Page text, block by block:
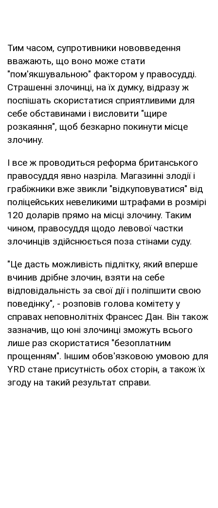
Тим часом, супротивники нововведення
вважають, що воно може стати
"пом'якшувальною" фактором у правосудді.
Страшенні злочинці, на їх думку, відразу ж
поспішать скористатися сприятливими для
себе обставинами і висловити "щире
розкаяння", щоб безкарно покинути місце
злочину.
І все ж проводиться реформа британського
правосуддя явно назріла. Магазинні злодії і
грабіжники вже звикли "відкуповуватися" від
поліцейських невеликими штрафами в розмірі
120 доларів прямо на місці злочину. Таким
чином, правосуддя щодо левової частки
злочинців здійснюється поза стінами суду.
"Це дасть можливість підлітку, який вперше
вчинив дрібне злочин, взяти на себе
відповідальність за свої дії і поліпшити свою
поведінку", - розповів голова комітету у
справах неповнолітніх Франсес Дан. Він також
зазначив, що юні злочинці зможуть всього
лише раз скористатися "безоплатним
прощенням". Іншим обов'язковою умовою для
YRD стане присутність обох сторін, а також їх
згоду на такий результат справи.